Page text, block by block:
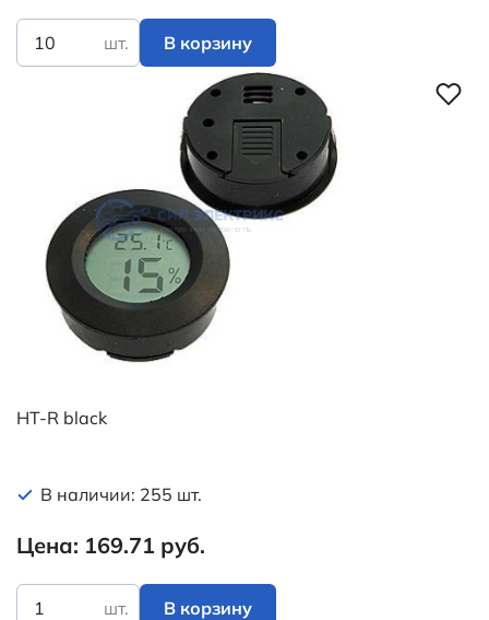
шт. В корзину
HT-R black
В наличии: 255 шт.
Цена: 169.71 руб.
шт. В корзину